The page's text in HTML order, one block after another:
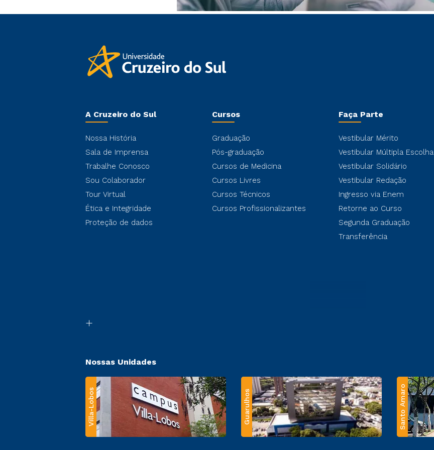
A Cruzeiro do Sul
Nossa História
Sala de Imprensa
Trabalhe Conosco
Sou Colaborador
Tour Virtual
Ética e Integridade
Proteção de dados
Cursos
Graduação
Pós-graduação
Cursos de Medicina
Cursos Livres
Cursos Técnicos
Cursos Profissionalizantes
Faça Parte
Vestibular Mérito
Vestibular Múltipla Escolha
Vestibular Solidário
Vestibular Redação
Ingresso via Enem
Retorne ao Curso
Segunda Graduação
Transferência
Nossas Unidades
Villa-Lobos Guarulhos Santo Amaro